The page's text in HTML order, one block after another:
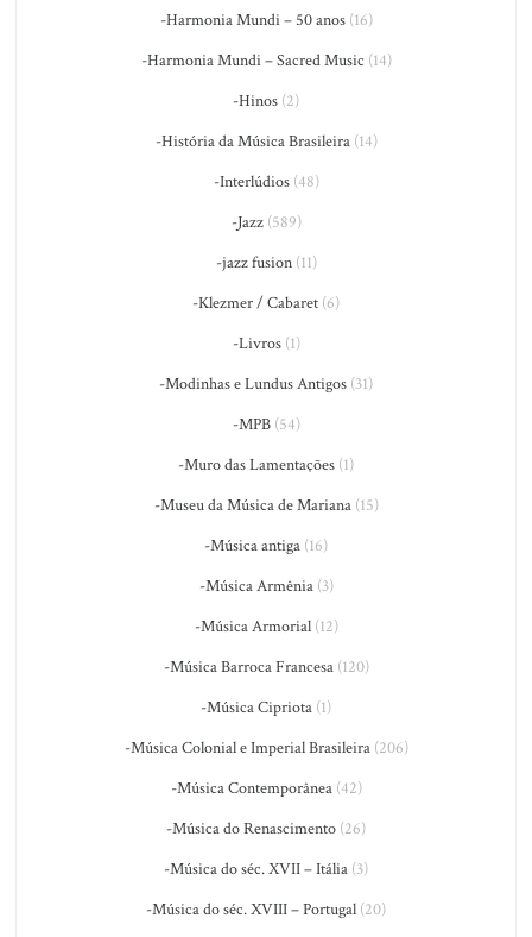
-Harmonia Mundi – 50 anos(16)
-Harmonia Mundi – Sacred Music (14)
-Hinos (2)
-História da Música Brasileira(14)
-Interlúdios(48)
-Jazz(589)
-jazz fusion(11)
-Klezmer / Cabaret (6)
-Livros(1)
-Modinhas e Lundus Antigos (31)
-MPB(54)
-Muro das Lamentações (1)
-Museu da Música de Mariana(15)
-Música antiga (16)
-Música Armênia(3)
-Música Armorial(12)
-Música Barroca Francesa(120)
-Música Cipriota (1)
-Música Colonial e Imperial Brasileira(206)
-Música Contemporânea(42)
-Música do Renascimento (26)
-Música do séc. XVII – Itália (3)
-Música do séc. XVIII – Portugal (20)